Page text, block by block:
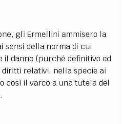
gli Ermellini ammisero la
sensi della norma di cui
il danno (purché definitivo ed
relativi, nella specie ai
così il varco a una tutela del